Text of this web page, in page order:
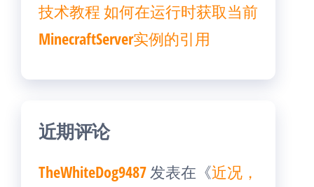
技术教程 如何在运行时获取当前
MinecraftServer实例的引用
近期评论
TheWhiteDog9487发表在《近况，